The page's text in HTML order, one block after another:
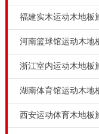
与之相匹配，也是
率也较应低。欧氏
案，体育运动专业
的特性，加上面层
安全上，专业性能
福建实木运动木地板
河南篮球馆运动木地
浙江室内运动木地板
湖南体育馆运动木地
西安运动体育木地板